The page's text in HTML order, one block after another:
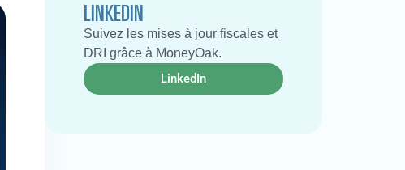
LINKEDIN
Suivez les mises à jour fiscales et
DRI grâce à MoneyOak.
LinkedIn